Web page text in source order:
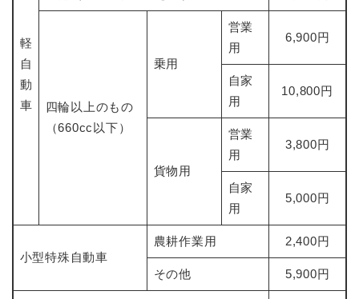
軽
自
動
車
四輪以上のもの
（660cc以下）
乗用
営業
用
6,900円
自家
用
10,800円
貨物用
営業
用
3,800円
自家
用
5,000円
小型特殊自動車
農耕作業用 2,400円
その他 5,900円